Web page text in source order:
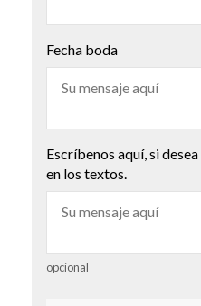
Fecha boda
Escríbenos aquí, si
en los textos.
opcional